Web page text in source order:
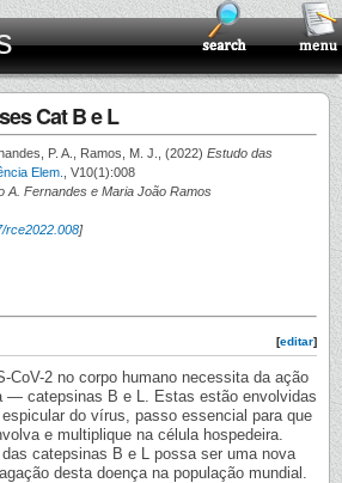
Cat B e L
P. A., Ramos, M. J., (2022) Estudo das
Elem.
, V10(1):008
A. Fernandes e Maria João Ramos
rce2022.008]
[editar]
CoV-2 no corpo humano necessita da ação
— catepsinas B e L. Estas estão envolvidas
do vírus, passo essencial para que
e multiplique na célula hospedeira.
catepsinas B e L possa ser uma nova
desta doença na população mundial.